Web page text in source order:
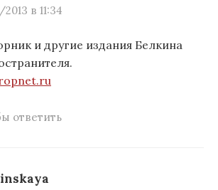
в 11:34
и другие издания Белкина
ответить